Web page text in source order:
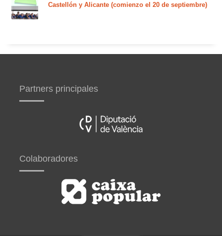
Castellón y Alicante (comienzo el 20 de septiembre)
Partners principales
Colaboradores